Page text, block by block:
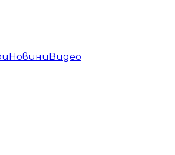
НовиниВидео